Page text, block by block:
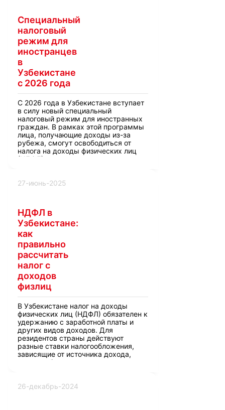
Специальный
налоговый
режим для
иностранцев
в
Узбекистане
с 2026 года
С 2026 года в Узбекистане вступает
в силу новый специальный
налоговый режим для иностранных
граждан. В рамках этой программы
лица, получающие доходы из-за
рубежа, смогут освободиться от
налога на доходы физических лиц
(НДФЛ).
27-июнь-2025
НДФЛ в
Узбекистане:
как
правильно
рассчитать
налог с
доходов
физлиц
В Узбекистане налог на доходы
физических лиц (НДФЛ) обязателен к
удержанию с заработной платы и
других видов доходов. Для
резидентов страны действуют
разные ставки налогообложения,
зависящие от источника дохода,
места работы и региона.
26-декабрь-2024